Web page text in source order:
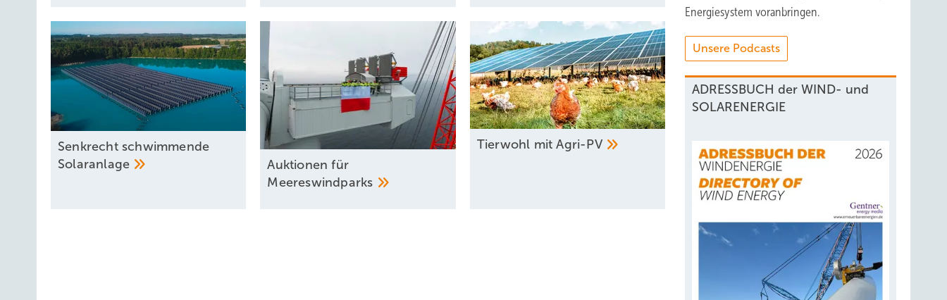
Senkrecht schwimmende
Solaranlage
Auktionen für
Meereswindparks
Tierwohl mit­Agri-PV
Energiesystem voranbringen.
Unsere Podcasts
ADRESSBUCH der WIND- und
SOLARENERGIE